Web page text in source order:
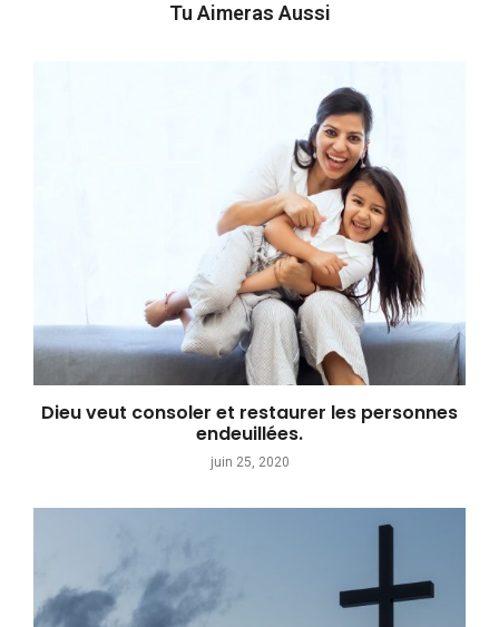
Tu Aimeras Aussi
Dieu veut consoler et restaurer les personnes
endeuillées.
juin 25, 2020